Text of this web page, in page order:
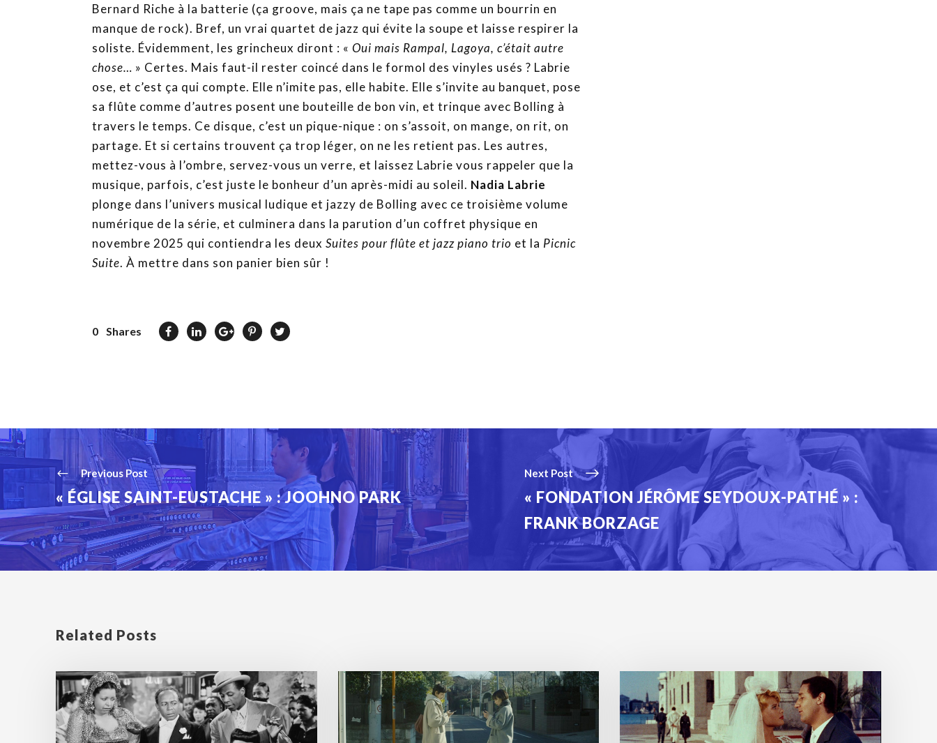
Bernard Riche à la batterie (ça groove, mais ça ne tape pas comme un bourrin en
manque de rock). Bref, un vrai quartet de jazz qui évite la soupe et laisse respirer la
soliste. Évidemment, les grincheux diront : « Oui mais Rampal, Lagoya, c’était autre
chose… » Certes. Mais faut-il rester coincé dans le formol des vinyles usés ? Labrie
ose, et c’est ça qui compte. Elle n’imite pas, elle habite. Elle s’invite au banquet, pose
sa flûte comme d’autres posent une bouteille de bon vin, et trinque avec Bolling à
travers le temps. Ce disque, c’est un pique-nique : on s’assoit, on mange, on rit, on
partage. Et si certains trouvent ça trop léger, on ne les retient pas. Les autres,
mettez-vous à l’ombre, servez-vous un verre, et laissez Labrie vous rappeler que la
musique, parfois, c’est juste le bonheur d’un après-midi au soleil. Nadia Labrie
plonge dans l’univers musical ludique et jazzy de Bolling avec ce troisième volume
numérique de la série, et culminera dans la parution d’un coffret physique en
novembre 2025 qui contiendra les deux Suites pour flûte et jazz piano trio et la Picnic
Suite. À mettre dans son panier bien sûr !
0 Shares
Previous Post
« ÉGLISE SAINT-EUSTACHE » : JOOHNO PARK
Next Post
« FONDATION JÉRÔME SEYDOUX-PATHÉ » :
FRANK BORZAGE
Related Posts